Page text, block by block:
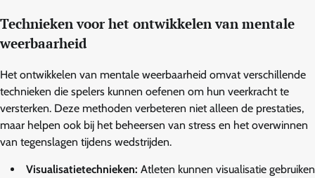
Technieken voor het ontwikkelen van mentale
weerbaarheid
Het ontwikkelen van mentale weerbaarheid omvat verschillende
technieken die spelers kunnen oefenen om hun veerkracht te
versterken. Deze methoden verbeteren niet alleen de prestaties,
maar helpen ook bij het beheersen van stress en het overwinnen
van tegenslagen tijdens wedstrijden.
Visualisatietechnieken: Atleten kunnen visualisatie gebruiken